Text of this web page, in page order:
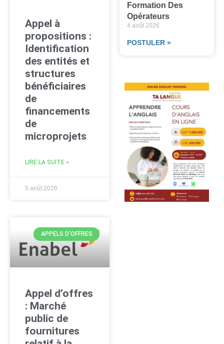
Appel à
propositions :
Identification
des entités et
structures
bénéficiaires
de
financements
de
microprojets
LIRE LA SUITE »
5 août 2026
APPELS D'OFFRES
Appel d’offres
: Marché
public de
fournitures
Formation Des
Opérateurs
4 août 2026
POSTULER »